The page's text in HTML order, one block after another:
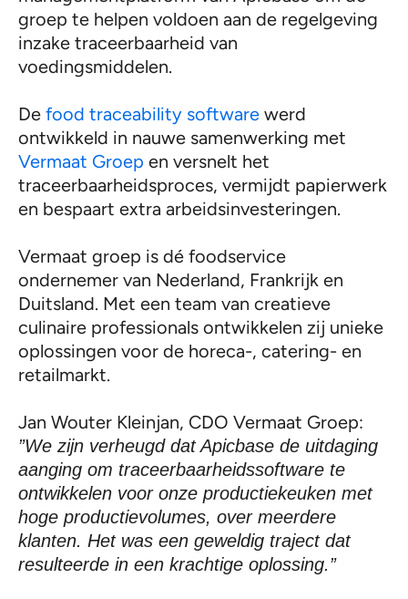
groep te helpen voldoen aan de regelgeving
inzake traceerbaarheid van
voedingsmiddelen.
De food traceability software werd
ontwikkeld in nauwe samenwerking met
Vermaat Groep en versnelt het
traceerbaarheidsproces, vermijdt papierwerk
en bespaart extra arbeidsinvesteringen.
Vermaat groep is dé foodservice
ondernemer van Nederland, Frankrijk en
Duitsland. Met een team van creatieve
culinaire professionals ontwikkelen zij unieke
oplossingen voor de horeca-, catering- en
retailmarkt.
Jan Wouter Kleinjan, CDO Vermaat Groep:
”We zijn verheugd dat Apicbase de uitdaging
aanging om traceerbaarheidssoftware te
ontwikkelen voor onze productiekeuken met
hoge productievolumes, over meerdere
klanten. Het was een geweldig traject dat
resulteerde in een krachtige oplossing.”